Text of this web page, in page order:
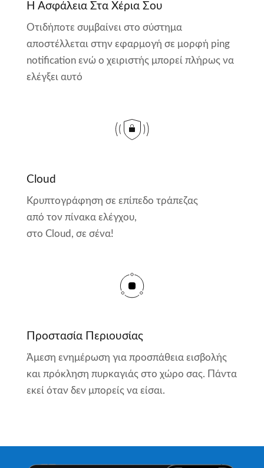
Η Ασφάλεια Στα Χέρια Σου
Οτιδήποτε συμβαίνει στο σύστημα
αποστέλλεται στην εφαρμογή σε μορφή ping
notification ενώ ο χειριστής μπορεί πλήρως να
ελέγξει αυτό
Cloud
Κρυπτογράφηση σε επίπεδο τράπεζας
από τον πίνακα ελέγχου,
στο Cloud, σε σένα!
Προστασία Περιουσίας
Άμεση ενημέρωση για προσπάθεια εισβολής
και πρόκληση πυρκαγιάς στο χώρο σας. Πάντα
εκεί όταν δεν μπορείς να είσαι.